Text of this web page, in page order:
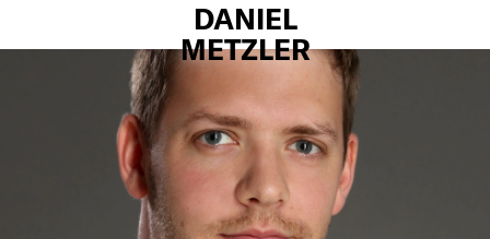
DANIEL
METZLER